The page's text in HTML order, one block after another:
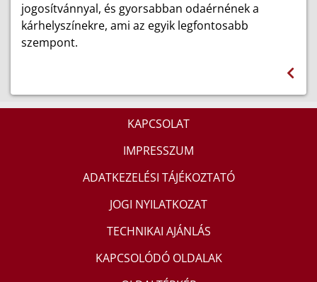
jogosítvánnyal, és gyorsabban odaérnének a
kárhelyszínekre, ami az egyik legfontosabb
szempont.
KAPCSOLAT
IMPRESSZUM
ADATKEZELÉSI TÁJÉKOZTATÓ
JOGI NYILATKOZAT
TECHNIKAI AJÁNLÁS
KAPCSOLÓDÓ OLDALAK